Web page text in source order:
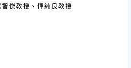
傑教授、惲純良教授